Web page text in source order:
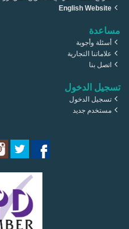
English Website
مساعدة
أسئلة وأجوبة
علاماتنا التجارية
اتصل بنا
تسجيل الدخول
تسجيل الدخول
مستخدم جديد